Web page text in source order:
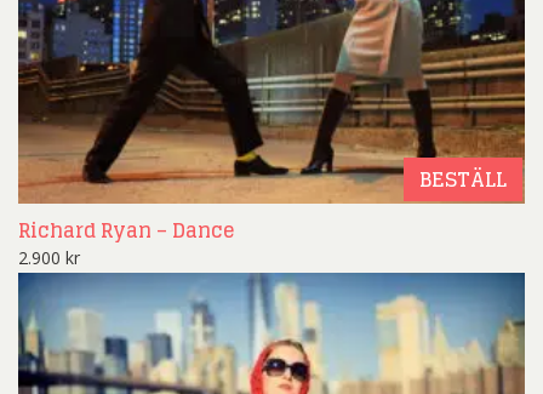
BESTÄLL
Richard Ryan – Dance
2.900 kr